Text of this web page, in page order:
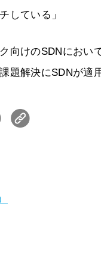
している」
向けのSDNにおい
題解決にSDNが適